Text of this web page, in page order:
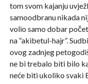
tom svom kajanju
samoodbranu nikada
volio samo dobar
na “akibetul-hajr”.
ovog zadnjeg
ne bi trebalo biti bilo
neće biti ukoliko svaki